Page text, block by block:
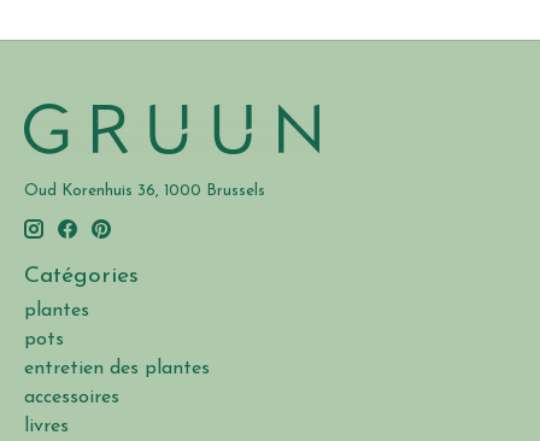
Oud Korenhuis 36, 1000 Brussels
Catégories
plantes
pots
entretien des plantes
accessoires
livres